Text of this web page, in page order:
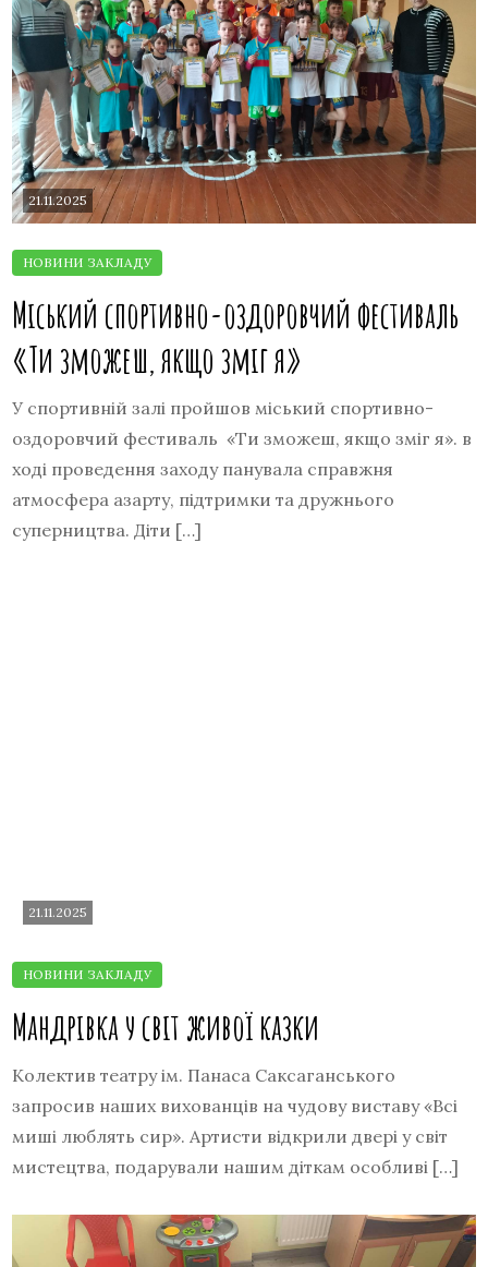
21.11.2025
Міський спортивно-оздоровчий фестиваль
«Ти зможеш, якщо зміг я»
У спортивній залі пройшов міський спортивно-
оздоровчий фестиваль «Ти зможеш, якщо зміг я». в
ході проведення заходу панувала справжня
атмосфера азарту, підтримки та дружнього
суперництва. Діти […]
21.11.2025
Мандрівка у світ живої казки
Колектив театру ім. Панаса Саксаганського
запросив наших вихованців на чудову виставу «Всі
миші люблять сир». Артисти відкрили двері у світ
мистецтва, подарували нашим діткам особливі […]